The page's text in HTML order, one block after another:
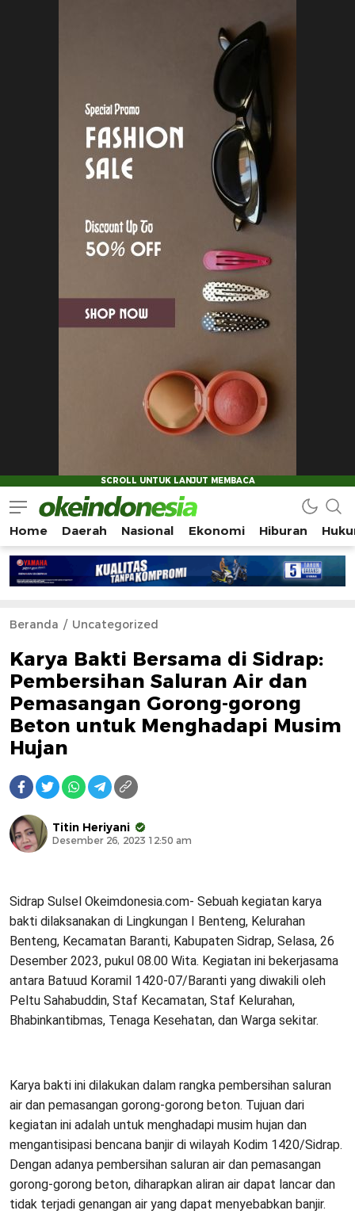
Okeindonesia.Online
Mengonlinekan Indonesia Secara Utuh
Home Daerah Nasional Ekonomi Hiburan
Beranda Uncategorized
Karya Bakti Bersama di Sidrap:
Pembersihan Saluran Air dan
Pemasangan Gorong-gorong
Beton untuk Menghadapi Musim
Hujan
Titin Heriyani
Desember 26, 2023 12:50 am
Sidrap Sulsel Okeimdonesia.com- Sebuah kegiatan karya
bakti dilaksanakan di Lingkungan I Benteng, Kelurahan
Benteng, Kecamatan Baranti, Kabupaten Sidrap, Selasa, 26
Desember 2023, pukul 08.00 Wita. Kegiatan ini bekerjasama
antara Batuud Koramil 1420-07/Baranti yang diwakili oleh
Peltu Sahabuddin, Staf Kecamatan, Staf Kelurahan,
Bhabinkantibmas, Tenaga Kesehatan, dan Warga sekitar.
Karya bakti ini dilakukan dalam rangka pembersihan saluran
air dan pemasangan gorong-gorong beton. Tujuan dari
kegiatan ini adalah untuk menghadapi musim hujan dan
mengantisipasi bencana banjir di wilayah Kodim 1420/Sidrap.
Dengan adanya pembersihan saluran air dan pemasangan
gorong-gorong beton, diharapkan aliran air dapat lancar dan
tidak terjadi genangan air yang dapat menyebabkan banjir.